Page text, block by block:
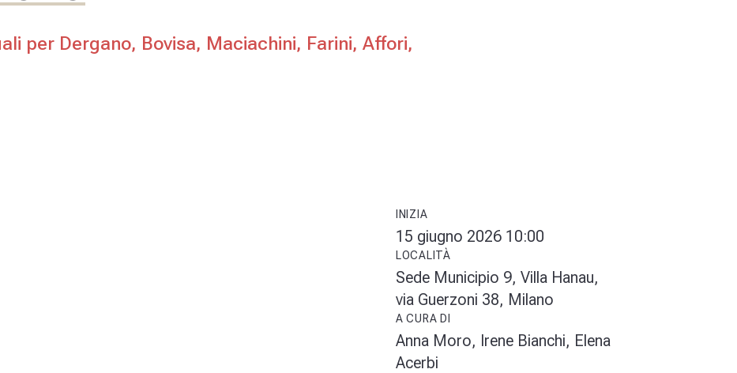
per Dergano, Bovisa, Maciachini, Farini, Affori,
INIZIA
15 giugno 2026 10:00
LOCALITÀ
Sede Municipio 9, Villa Hanau,
via Guerzoni 38, Milano
A CURA DI
Anna Moro, Irene Bianchi, Elena
Acerbi